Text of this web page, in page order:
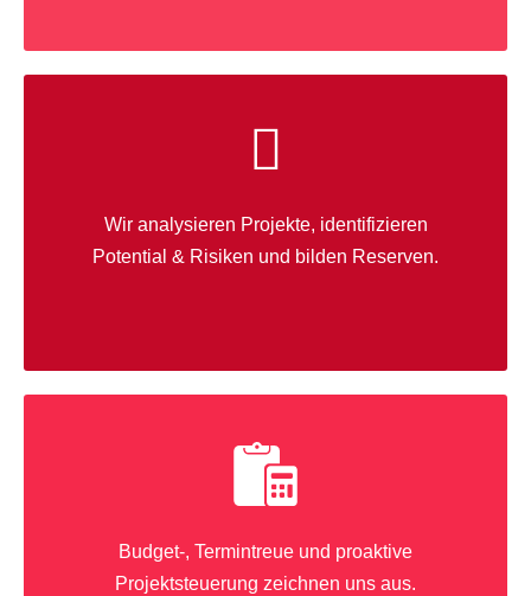
Wir analysieren Projekte, identifizieren
Potential & Risiken und bilden Reserven.
Budget-, Termintreue und proaktive
Projektsteuerung zeichnen uns aus.